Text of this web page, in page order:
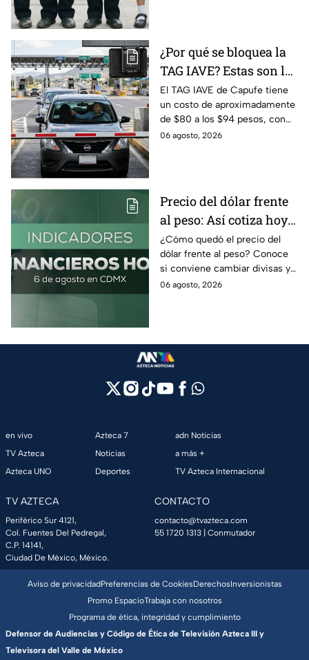
¿Por qué se bloquea la
TAG IAVE? Estas son las
razones por las que no
pasa en la caseta
El TAG IAVE de Capufe tiene
un costo de aproximadamente
de $80 a los $94 pesos, con
IVA incluido; te compartimos
06 agosto, 2026
Precio del dólar frente
al peso: Así cotiza hoy 6
de agosto 2026
¿Cómo quedó el precio del
dólar frente al peso? Conoce
si conviene cambiar divisas y
cómo el flujo en el estrecho de
06 agosto, 2026
en vivo
TV Azteca
Azteca UNO
Azteca 7
Noticias
Deportes
adn Noticias
a más +
TV Azteca Internacional
TV AZTECA
Periférico Sur 4121,
Col. Fuentes Del Pedregal,
C.P. 14141,
Ciudad De México, México.
CONTACTO
contacto@tvazteca.com
55 1720 1313 | Conmutador
Aviso de privacidadPreferencias de CookiesDerechosInversionistas
Promo EspacioTrabaja con nosotros
Programa de ética, integridad y cumplimiento
Defensor de Audiencias y Código de Ética de Televisión Azteca III y
Televisora del Valle de México